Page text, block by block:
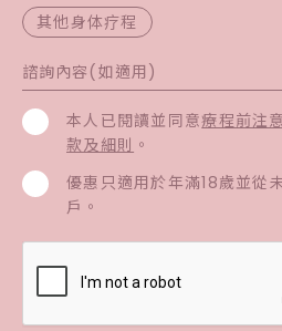
其他身体疗程
本人已閱讀並同意療程前注
款及細則 。
優惠只適用於年滿18歲並從
戶。